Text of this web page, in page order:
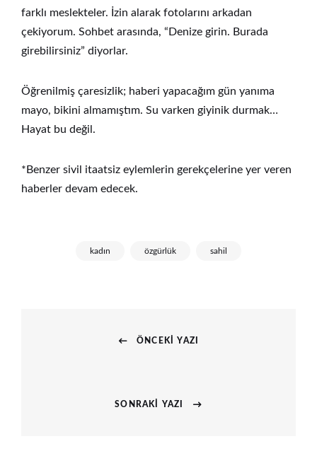
farklı meslekteler. İzin alarak fotolarını arkadan
çekiyorum. Sohbet arasında, “Denize girin. Burada
girebilirsiniz” diyorlar.
Öğrenilmiş çaresizlik; haberi yapacağım gün yanıma
mayo, bikini almamıştım. Su varken giyinik durmak…
Hayat bu değil.
*Benzer sivil itaatsiz eylemlerin gerekçelerine yer veren
haberler devam edecek.
kadın özgürlük sahil
ÖNCEKI YAZI
SONRAKI YAZI